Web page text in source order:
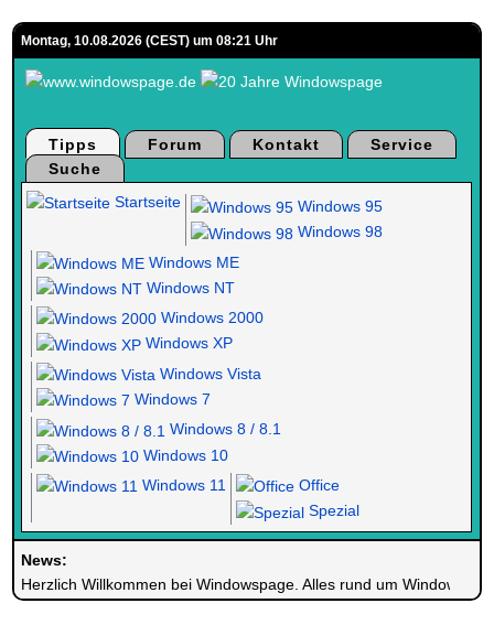
Montag, 10.08.2026 (CEST) um 08:21 Uhr
Tipps Forum Kontakt
Service
Suche
Startseite
Windows 95
Windows 98
Windows ME
Windows NT
Windows 2000
Windows XP
Windows Vista
Windows 7
Windows 8 / 8.1
Windows 10
Windows 11
Office
Spezial
News:
Herzlich Willkommen bei Windowspage. Alles rund um Windows.